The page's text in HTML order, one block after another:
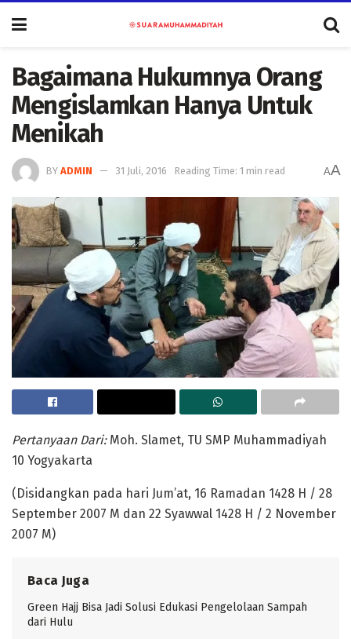
Bagaimana Hukumnya Orang
Mengislamkan Hanya Untuk
Menikah
BY ADMIN 31 Juli, 2016 Reading Time: 1 min read AA
Pertanyaan Dari: Moh. Slamet, TU SMP Muhammadiyah
10 Yogyakarta
(Disidangkan pada hari Jum’at, 16 Ramadan 1428 H / 28
September 2007 M dan 22 Syawwal 1428 H / 2 November
2007 M)
Baca Juga
Green Hajj Bisa Jadi Solusi Edukasi Pengelolaan Sampah
dari Hulu